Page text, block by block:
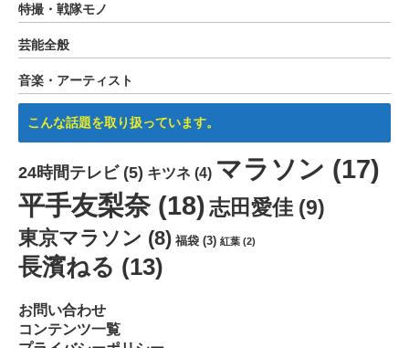
特撮・戦隊モノ
芸能全般
音楽・アーティスト
こんな話題を取り扱っています。
24時間テレビ(5) キツネ (4) マラソン (17)
平手友梨奈(18)志田愛佳 (9)
東京マラソン (8) 福袋 (3) 紅葉 (2)
長濱ねる (13)
お問い合わせ
コンテンツ一覧